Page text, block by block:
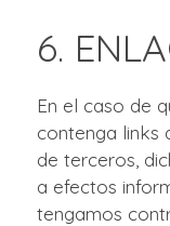
6.
En el caso de
contenga links
de terceros,
a efectos
tengamos